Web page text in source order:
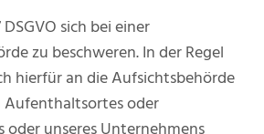
sich bei einer
zu beschweren. In der Regel
hierfür an die Aufsichtsbehörde
Aufenthaltsortes oder